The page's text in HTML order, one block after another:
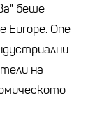
беше
Europe. One
на